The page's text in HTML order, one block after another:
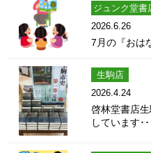
ジュンク堂書
2026.6.26
7月の『おは
生駒店
2026.4.24
啓林堂書店
しています･･